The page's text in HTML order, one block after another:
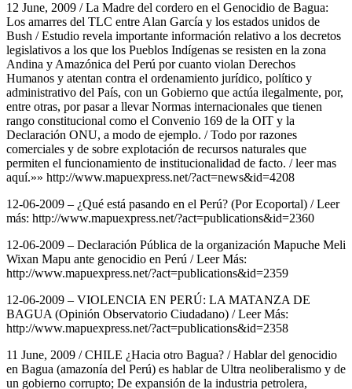
12 June, 2009 / La Madre del cordero en el Genocidio de Bagua:
Los amarres del TLC entre Alan García y los estados unidos de
Bush / Estudio revela importante información relativo a los decretos
legislativos a los que los Pueblos Indígenas se resisten en la zona
Andina y Amazónica del Perú por cuanto violan Derechos
Humanos y atentan contra el ordenamiento jurídico, político y
administrativo del País, con un Gobierno que actúa ilegalmente, por,
entre otras, por pasar a llevar Normas internacionales que tienen
rango constitucional como el Convenio 169 de la OIT y la
Declaración ONU, a modo de ejemplo. / Todo por razones
comerciales y de sobre explotación de recursos naturales que
permiten el funcionamiento de institucionalidad de facto. / leer mas
aquí.»» http://www.mapuexpress.net/?act=news&id=4208
12-06-2009 – ¿Qué está pasando en el Perú? (Por Ecoportal) / Leer
más: http://www.mapuexpress.net/?act=publications&id=2360
12-06-2009 – Declaración Pública de la organización Mapuche Meli
Wixan Mapu ante genocidio en Perú / Leer Más:
http://www.mapuexpress.net/?act=publications&id=2359
12-06-2009 – VIOLENCIA EN PERÚ: LA MATANZA DE
BAGUA (Opinión Observatorio Ciudadano) / Leer Más:
http://www.mapuexpress.net/?act=publications&id=2358
11 June, 2009 / CHILE ¿Hacia otro Bagua? / Hablar del genocidio
en Bagua (amazonía del Perú) es hablar de Ultra neoliberalismo y de
un gobierno corrupto; De expansión de la industria petrolera,